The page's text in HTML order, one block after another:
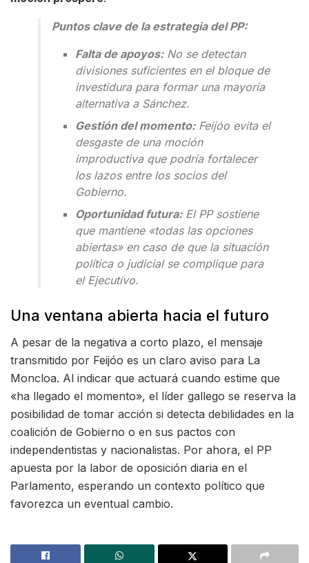
Puntos clave de la estrategia del PP:
Falta de apoyos:No se detectan
divisiones suficientes en el bloque de
investidura para formar una mayoría
alternativa a Sánchez.
Gestión del momento:Feijóo evita el
desgaste de una moción
improductiva que podría fortalecer
los lazos entre los socios del
Gobierno.
Oportunidad futura:El PP sostiene
que mantiene «todas las opciones
abiertas» en caso de que la situación
política o judicial se complique para
el Ejecutivo.
Una ventana abierta hacia el futuro
A pesar de la negativa a corto plazo, el mensaje
transmitido por Feijóo es un claro aviso para La
Moncloa. Al indicar que actuará cuando estime que
«ha llegado el momento», el líder gallego se reserva la
posibilidad de tomar acción si detecta debilidades en la
coalición de Gobierno o en sus pactos con
independentistas y nacionalistas. Por ahora, el PP
apuesta por la labor de oposición diaria en el
Parlamento, esperando un contexto político que
favorezca un eventual cambio.